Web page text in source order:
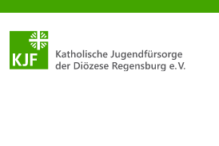
Ein Nothelfer für